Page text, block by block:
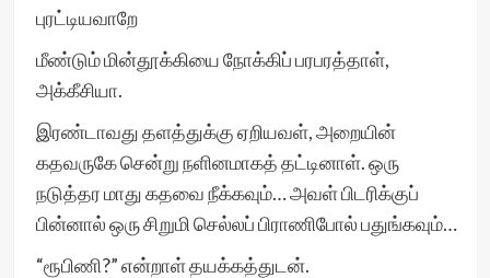
புரட்டியவாறே
மீண்டும் மின்தூக்கியை நோக்கிப் பரபரத்தாள்,
அக்கீசியா.
இரண்டாவது தளத்துக்கு ஏறியவள், அறையின்
கதவருகே சென்று நளினமாகத் தட்டினாள். ஒரு
நடுத்தர மாது கதவை நீக்கவும்… அவள் பிடரிக்குப்
பின்னால் ஒரு சிறுமி செல்லப் பிராணிபோல் பதுங்கவும்…
“ரூபிணி?” என்றாள் தயக்கத்துடன்.